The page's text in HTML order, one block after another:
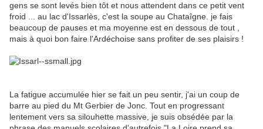
gens se sont levés bien tôt et nous attendent dans ce petit vent
froid ... au lac d'Issarlès, c'est la soupe au Chataîgne. je fais
beaucoup de pauses et ma moyenne est en dessous de tout ,
mais à quoi bon faire l'Ardéchoise sans profiter de ses plaisirs !
La fatigue accumulée hier se fait un peu sentir, j'ai un coup de
barre au pied du Mt Gerbier de Jonc. Tout en progressant
lentement vers sa silouhette massive, je suis obsédée par la